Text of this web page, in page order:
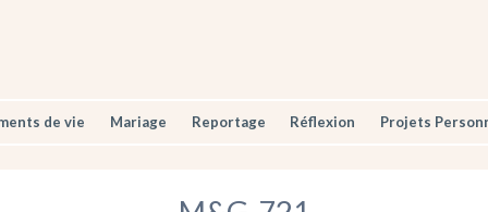
de vie Mariage Reportage Réflexion Projets